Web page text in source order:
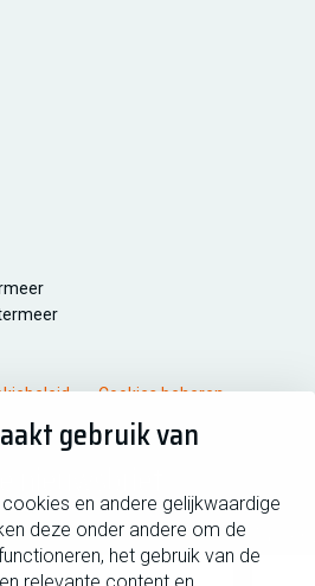
gebruik van
en andere gelijkwaardige
deze onder andere om de
het gebruik van de
DNV iso/iec 27001
Cookies beheren
nieuwsbrief